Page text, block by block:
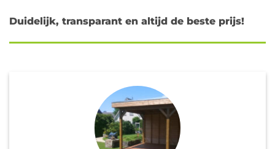
Duidelijk, transparant en altijd de beste prijs!